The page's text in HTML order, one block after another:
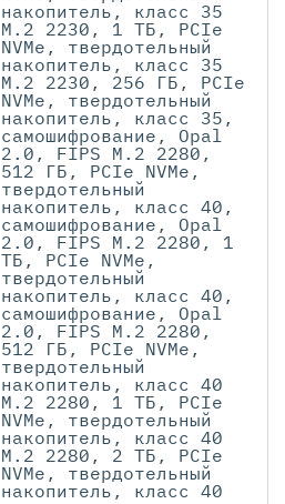
накопитель, класс 35
M.2 2230, 1 ТБ, PCIe
NVMe, твердотельный
накопитель, класс 35
M.2 2230, 256 ГБ, PCIe
NVMe, твердотельный
накопитель, класс 35,
самошифрование, Opal
2.0, FIPS M.2 2280,
512 ГБ, PCIe NVMe,
твердотельный
накопитель, класс 40,
самошифрование, Opal
2.0, FIPS M.2 2280, 1
ТБ, PCIe NVMe,
твердотельный
накопитель, класс 40,
самошифрование, Opal
2.0, FIPS M.2 2280,
512 ГБ, PCIe NVMe,
твердотельный
накопитель, класс 40
M.2 2280, 1 ТБ, PCIe
NVMe, твердотельный
накопитель, класс 40
M.2 2280, 2 ТБ, PCIe
NVMe, твердотельный
накопитель, класс 40